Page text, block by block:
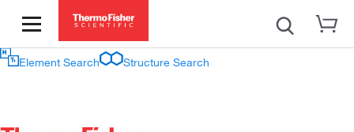
Element Search Structure Search